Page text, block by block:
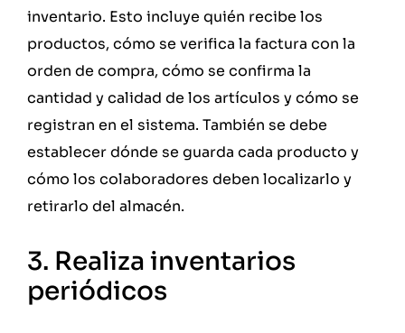
inventario. Esto incluye quién recibe los
productos, cómo se verifica la factura con la
orden de compra, cómo se confirma la
cantidad y calidad de los artículos y cómo se
registran en el sistema. También se debe
establecer dónde se guarda cada producto y
cómo los colaboradores deben localizarlo y
retirarlo del almacén.
3. Realiza inventarios
periódicos